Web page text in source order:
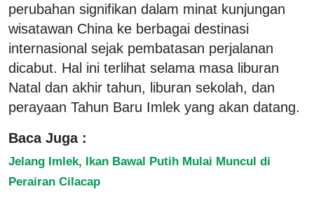
perubahan signifikan dalam minat kunjungan
wisatawan China ke berbagai destinasi
internasional sejak pembatasan perjalanan
dicabut. Hal ini terlihat selama masa liburan
Natal dan akhir tahun, liburan sekolah, dan
perayaan Tahun Baru Imlek yang akan datang.
Baca Juga :
Jelang Imlek, Ikan Bawal Putih Mulai Muncul di
Perairan Cilacap